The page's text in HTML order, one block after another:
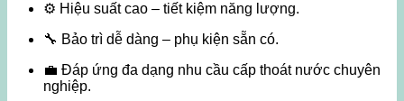
⚙️ Hiệu suất cao – tiết kiệm năng lượng.
🔧 Bảo trì dễ dàng – phụ kiện sẵn có.
💼 Đáp ứng đa dạng nhu cầu cấp thoát nước chuyên
nghiệp.